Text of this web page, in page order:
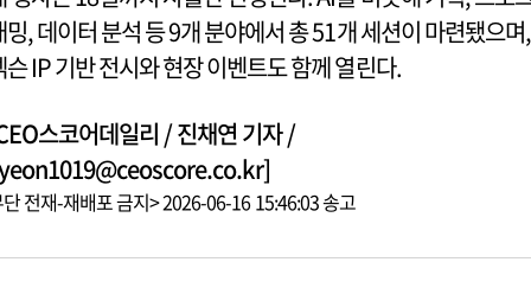
밍, 데이터 분석 등 9개 분야에서 총 51개 세션이 마련됐으며,
슨 IP 기반 전시와 현장 이벤트도 함께 열린다.
스코어데일리 / 진채연 기자 /
전재-재배포 금지> 2026-06-16 15:46:03 송고